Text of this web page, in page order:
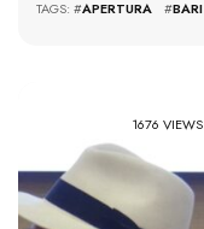
TAGS: #APERTURA #BARI
1676 VIEWS